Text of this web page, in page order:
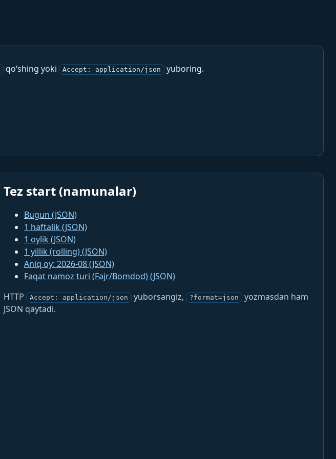
qo‘shing yoki Accept: application/json
yuboring.
Tez start (namunalar)
Bugun (JSON)
1 haftalik (JSON)
1 oylik (JSON)
1 yillik (rolling) (JSON)
Aniq oy: 2026-08 (JSON)
Faqat namoz turi (Fajr/Bomdod) (JSON)
HTTP
Accept: application/json yuborsangiz, ?format=json
yozmasdan ham
JSON qaytadi.